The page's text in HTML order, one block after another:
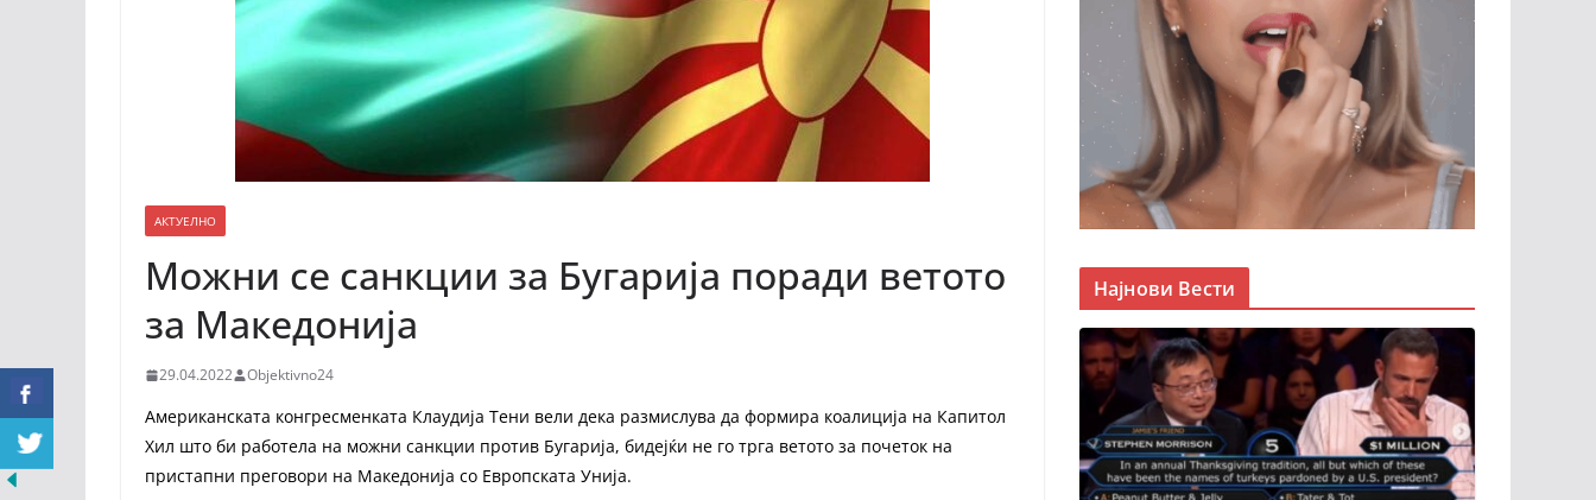
АКТУЕЛНО
Можни се санкции за Бугарија поради ветото
за Македонија
29.04.2022 Objektivno24
Американската конгресменката Клаудија Тени вели дека размислува да формира коалиција на Капитол
Хил што би работела на можни санкции против Бугарија, бидејќи не го трга ветото за почеток на
пристапни преговори на Македонија со Европската Унија.
Најнови Вести